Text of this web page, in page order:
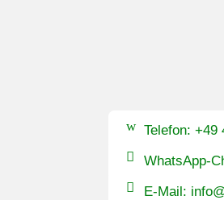
Telefon: +49
WhatsApp-
E-Mail: